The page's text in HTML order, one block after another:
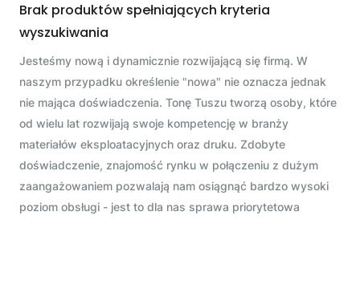
Brak produktów spełniających kryteria
wyszukiwania
Jesteśmy nową i dynamicznie rozwijającą się firmą. W
naszym przypadku określenie "nowa" nie oznacza jednak
nie mająca doświadczenia. Tonę Tuszu tworzą osoby, które
od wielu lat rozwijają swoje kompetencję w branży
materiałów eksploatacyjnych oraz druku. Zdobyte
doświadczenie, znajomość rynku w połączeniu z dużym
zaangażowaniem pozwalają nam osiągnąć bardzo wysoki
poziom obsługi - jest to dla nas sprawa priorytetowa